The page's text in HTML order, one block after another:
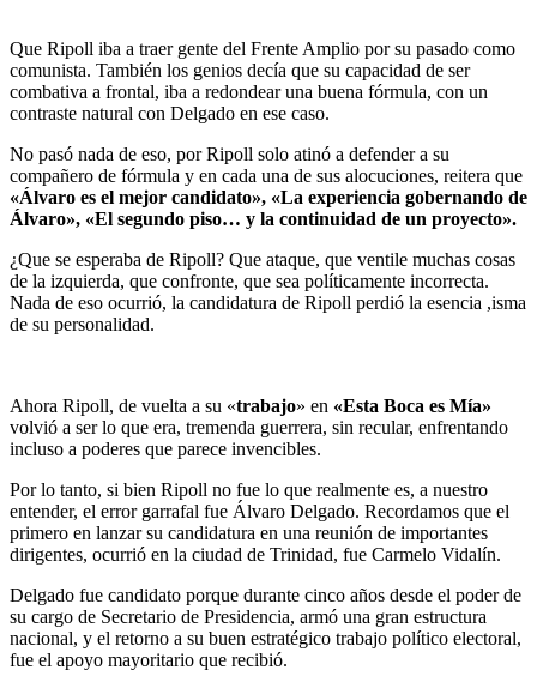
Que Ripoll iba a traer gente del Frente Amplio por su pasado como
comunista. También los genios decía que su capacidad de ser
combativa a frontal, iba a redondear una buena fórmula, con un
contraste natural con Delgado en ese caso.
No pasó nada de eso, por Ripoll solo atinó a defender a su
compañero de fórmula y en cada una de sus alocuciones, reitera que
«Álvaro es el mejor candidato», «La experiencia gobernando de
Álvaro», «El segundo piso… y la continuidad de un proyecto».
¿Que se esperaba de Ripoll? Que ataque, que ventile muchas cosas
de la izquierda, que confronte, que sea políticamente incorrecta.
Nada de eso ocurrió, la candidatura de Ripoll perdió la esencia ,isma
de su personalidad.
Ahora Ripoll, de vuelta a su «trabajo» en «Esta Boca es Mía»
volvió a ser lo que era, tremenda guerrera, sin recular, enfrentando
incluso a poderes que parece invencibles.
Por lo tanto, si bien Ripoll no fue lo que realmente es, a nuestro
entender, el error garrafal fue Álvaro Delgado. Recordamos que el
primero en lanzar su candidatura en una reunión de importantes
dirigentes, ocurrió en la ciudad de Trinidad, fue Carmelo Vidalín.
Delgado fue candidato porque durante cinco años desde el poder de
su cargo de Secretario de Presidencia, armó una gran estructura
nacional, y el retorno a su buen estratégico trabajo político electoral,
fue el apoyo mayoritario que recibió.